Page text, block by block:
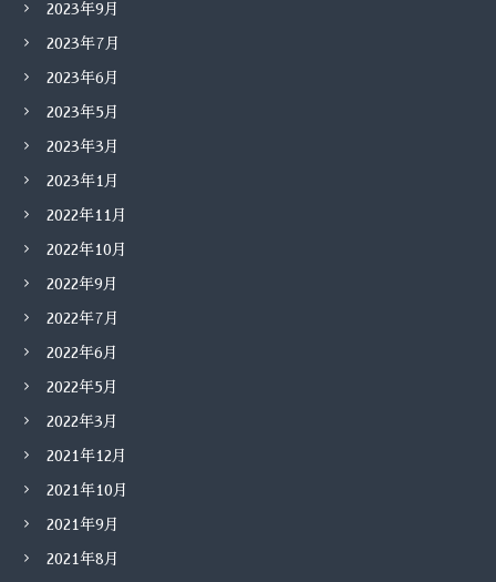
2023年9月
2023年7月
2023年6月
2023年5月
2023年3月
2023年1月
2022年11月
2022年10月
2022年9月
2022年7月
2022年6月
2022年5月
2022年3月
2021年12月
2021年10月
2021年9月
2021年8月